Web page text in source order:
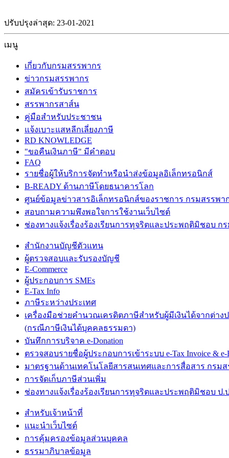
ปรับปรุงล่าสุด: 23-01-2021
เมนู
เกี่ยวกับกรมสรรพากร
ข่าวกรมสรรพากร
สมัครเข้ารับราชการ
สรรพากรสาส์น
คู่มือสำหรับประชาชน
แจ้งเบาะแสหลีกเลี่ยงภาษี
RD KNOWLEDGE
"ขอคืนเงินภาษี" มีคำตอบ
FAQ
รายชื่อผู้ให้บริการจัดทำหรือนำส่งข้อมูลอิเล็กทรอนิกส์
B-READY ด้านภาษีโดยธนาคารโลก
ศูนย์ข้อมูลข่าวสารอิเล็กทรอนิกส์ของราชการ กรมสรรพา
สอบถามความพึงพอใจการใช้งานเว็บไซต์
ช่องทางแจ้งเรื่องร้องเรียนการทุจริตและประพฤติมิชอบ ก
สำนักงานบัญชีตัวแทน
ผู้ตรวจสอบและรับรองบัญชี
E-Commerce
ผู้ประกอบการ SMEs
E-Tax Info
ภาษีระหว่างประเทศ
เครื่องมือช่วยคำนวณเครดิตภาษีสำหรับผู้มีเงินได้จากต่าง
(กรณีภาษีเงินได้บุคคลธรรมดา)
บันทึกการบริจาค e-Donation
ตรวจสอบรายชื่อผู้ประกอบการเข้าระบบ e-Tax Invoice & e-
มาตรฐานด้านเทคโนโลยีสารสนเทศและการสื่อสาร กรมส
การจัดเก็บภาษีส่วนเพิ่ม
ช่องทางแจ้งเรื่องร้องเรียนการทุจริตและประพฤติมิชอบ ป.
สำหรับเจ้าหน้าที่
แนะนำเว็บไซต์
การคุ้มครองข้อมูลส่วนบุคคล
ธรรมาภิบาลข้อมูล